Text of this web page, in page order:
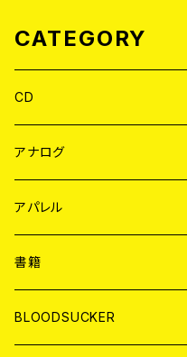
CATEGORY
CD
JAPAN
WORLD
アナログ
JAPAN
７EP
LP
WORLD
7EP
アパレル
JAPAN
T-shirt
WORLD
書籍
MAGAZINE
BLOODSUCKER